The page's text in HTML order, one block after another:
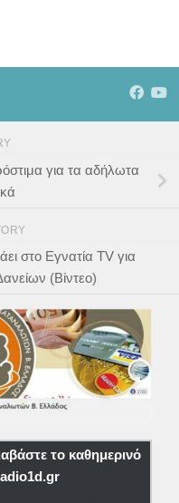
για τα αδήλωτα
στο Εγνατία TV για
(Βίντεο)
το καθημερινό